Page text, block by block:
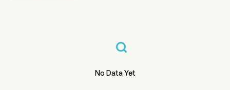
No Data Yet